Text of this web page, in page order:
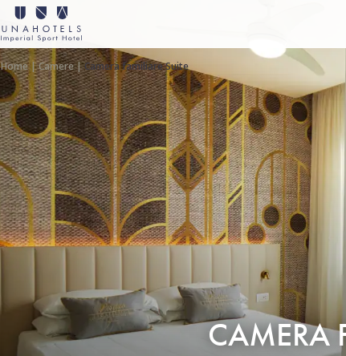
CAMERA
Home|Camere|Camera familiare Suite